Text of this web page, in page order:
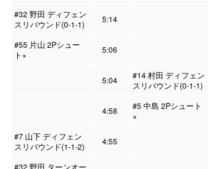
#32 野田 ディフェン
スリバウンド(0-1-1)
5:14
#55 片山 2Pシュー
ト×
5:06
5:04
#14 村田 ディフェン
スリバウンド(0-1-1)
4:58
#5 中島 2Pシュート
×
#7 山下 ディフェン
スリバウンド(1-1-2)
4:55
#32 野田 ターンオー